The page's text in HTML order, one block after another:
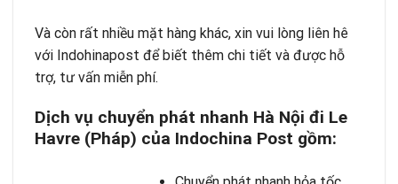
Và còn rất nhiều mặt hàng khác, xin vui lòng liên hê
với Indohinapost để biết thêm chi tiết và được hỗ
trợ, tư vấn miễn phí.
Dịch vụ chuyển phát nhanh Hà Nội đi Le
Havre (Pháp) của Indochina Post gồm: